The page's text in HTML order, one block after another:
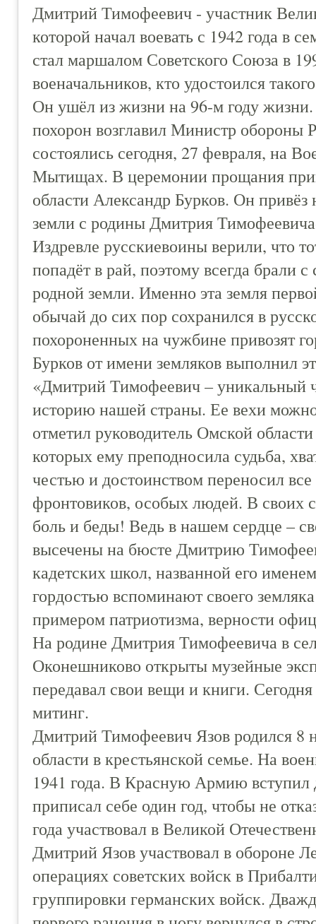
Дмитрий Тимофеевич - участник
которой начал воевать с 1942 года в
стал маршалом Советского Союза в
военачальников, кто удостоился
Он ушёл из жизни на 96-м году
похорон возглавил Министр
состоялись сегодня, 27 февраля, на
Мытищах. В церемонии прощания
области Александр Бурков. Он привёз
земли с родины Дмитрия
Издревле русскиевоины верили, что
попадёт в рай, поэтому всегда брали
родной земли. Именно эта земля
обычай до сих пор сохранился в
похороненных на чужбине привозят
Бурков от имени земляков выполнил
«Дмитрий Тимофеевич – уникальный
историю нашей страны. Ее вехи
отметил руководитель Омской
которых ему преподносила судьба,
честью и достоинством переносил
фронтовиков, особых людей. В
боль и беды! Ведь в нашем сердце –
высечены на бюсте Дмитрию
кадетских школ, названной его
гордостью вспоминают своего
примером патриотизма, верности
На родине Дмитрия Тимофеевича в
Оконешниково открыты музейные
передавал свои вещи и книги.
митинг.
Дмитрий Тимофеевич Язов родился 8
области в крестьянской семье. На
1941 года. В Красную Армию вступил
приписал себе один год, чтобы не
года участвовал в Великой
Дмитрий Язов участвовал в обороне
операциях советских войск в
группировки германских войск.